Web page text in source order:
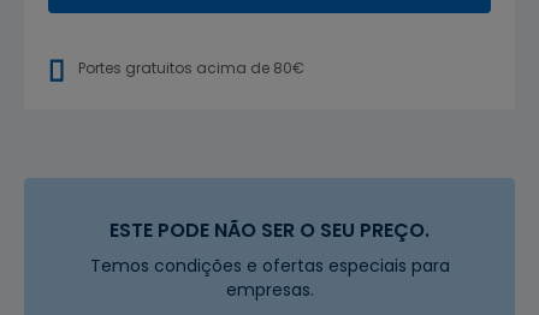
Portes gratuitos acima de 80€
ESTE PODE NÃO SER O SEU PREÇO.
Temos condições e ofertas especiais para
empresas.